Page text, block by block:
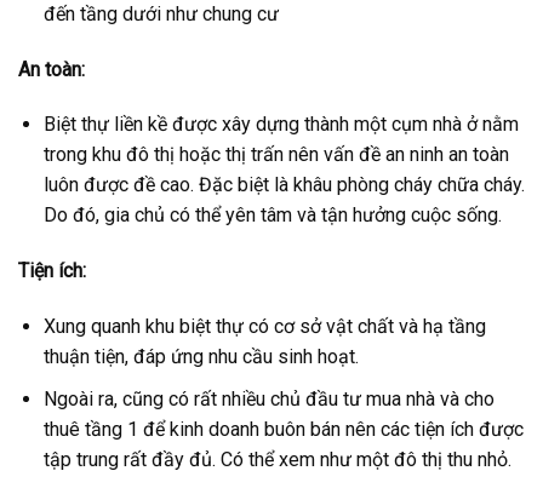
đến tầng dưới như chung cư
An toàn:
Biệt thự liền kề được xây dựng thành một cụm nhà ở nằm
trong khu đô thị hoặc thị trấn nên vấn đề an ninh an toàn
luôn được đề cao. Đặc biệt là khâu phòng cháy chữa cháy.
Do đó, gia chủ có thể yên tâm và tận hưởng cuộc sống.
Tiện ích:
Xung quanh khu biệt thự có cơ sở vật chất và hạ tầng
thuận tiện, đáp ứng nhu cầu sinh hoạt.
Ngoài ra, cũng có rất nhiều chủ đầu tư mua nhà và cho
thuê tầng 1 để kinh doanh buôn bán nên các tiện ích được
tập trung rất đầy đủ. Có thể xem như một đô thị thu nhỏ.